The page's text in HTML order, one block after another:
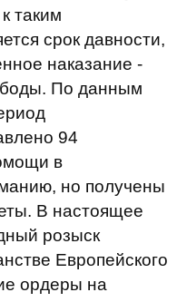
таким
срок давности,
наказание -
По данным
94
в
но получены
В настоящее
розыск
Европейского
ордеры на